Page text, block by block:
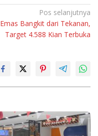
Pos selanjutnya
Emas Bangkit dari Tekanan,
Target 4.588 Kian Terbuka